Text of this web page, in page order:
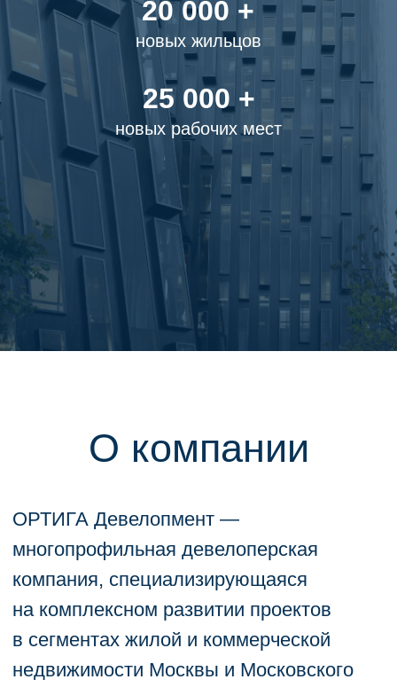
20 000 +
новых жильцов
25 000 +
новых рабочих мест
О компании
ОРТИГА Девелопмент —
многопрофильная девелоперская
компания, специализирующаяся
на комплексном развитии проектов
в сегментах жилой и коммерческой
недвижимости Москвы и Московского
уникальных концепций и внедрения
первоклассного property&facility